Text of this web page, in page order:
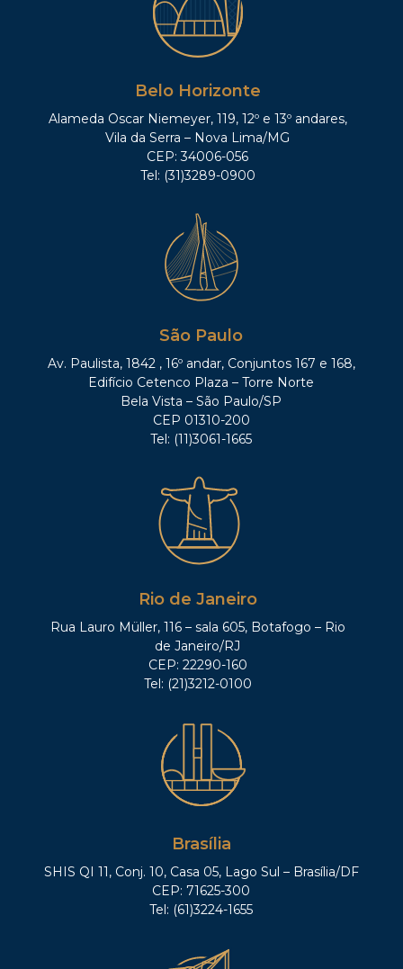
Belo Horizonte
Alameda Oscar Niemeyer, 119, 12º e 13º andares,
Vila da Serra – Nova Lima/MG
CEP: 34006-056
Tel: (31)3289-0900
São Paulo
Av. Paulista, 1842 , 16º andar, Conjuntos 167 e 168,
Edifício Cetenco Plaza – Torre Norte
Bela Vista – São Paulo/SP
CEP 01310-200
Tel: (11)3061-1665
Rio de Janeiro
Rua Lauro Müller, 116 – sala 605, Botafogo – Rio
de Janeiro/RJ
CEP: 22290-160
Tel: (21)3212-0100
Brasília
SHIS QI 11, Conj. 10, Casa 05, Lago Sul – Brasília/DF
CEP: 71625-300
Tel: (61)3224-1655